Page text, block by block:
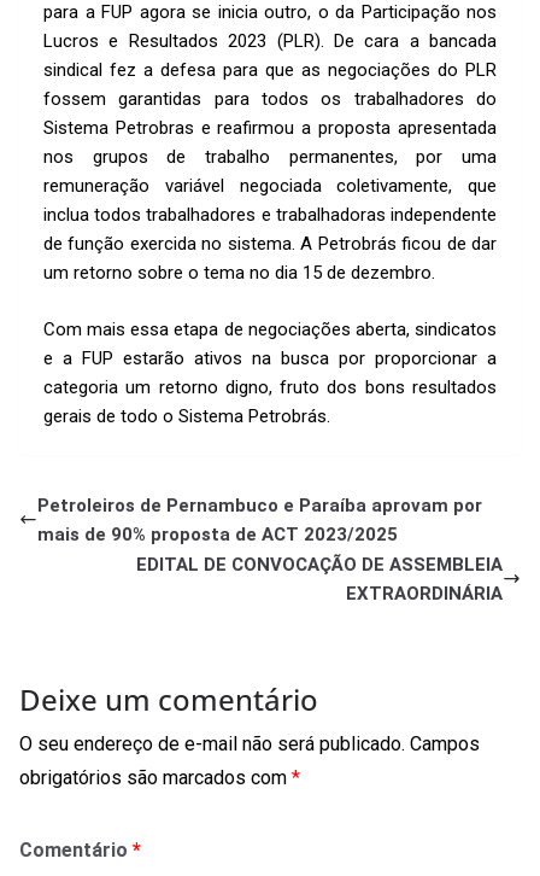
para a FUP agora se inicia outro, o da Participação nos
Lucros e Resultados 2023 (PLR). De cara a bancada
sindical fez a defesa para que as negociações do PLR
fossem garantidas para todos os trabalhadores do
Sistema Petrobras e reafirmou a proposta apresentada
nos grupos de trabalho permanentes, por uma
remuneração variável negociada coletivamente, que
inclua todos trabalhadores e trabalhadoras independente
de função exercida no sistema. A Petrobrás ficou de dar
um retorno sobre o tema no dia 15 de dezembro.
Com mais essa etapa de negociações aberta, sindicatos
e a FUP estarão ativos na busca por proporcionar a
categoria um retorno digno, fruto dos bons resultados
gerais de todo o Sistema Petrobrás.
Petroleiros de Pernambuco e Paraíba aprovam por
mais de 90% proposta de ACT 2023/2025
EDITAL DE CONVOCAÇÃO DE ASSEMBLEIA
EXTRAORDINÁRIA
Deixe um comentário
O seu endereço de e-mail não será publicado. Campos
obrigatórios são marcados com *
Comentário *